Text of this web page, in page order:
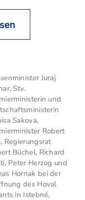
Juraj
Stv.
und
Sakova,
Robert
Regierungsrat
Büchel, Richard
Peter Herzog und
Hornak bei der
des Hoval
in Istebné,